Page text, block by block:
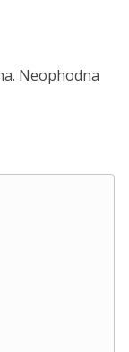
Neophodna